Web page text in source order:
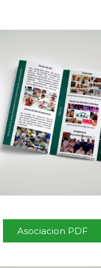
Asociacion PDF